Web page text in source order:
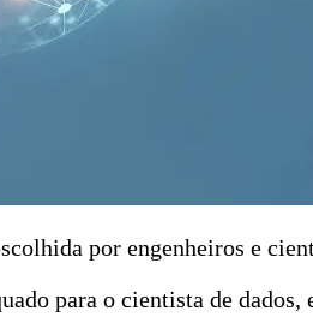
por engenheiros e
para o cientista de